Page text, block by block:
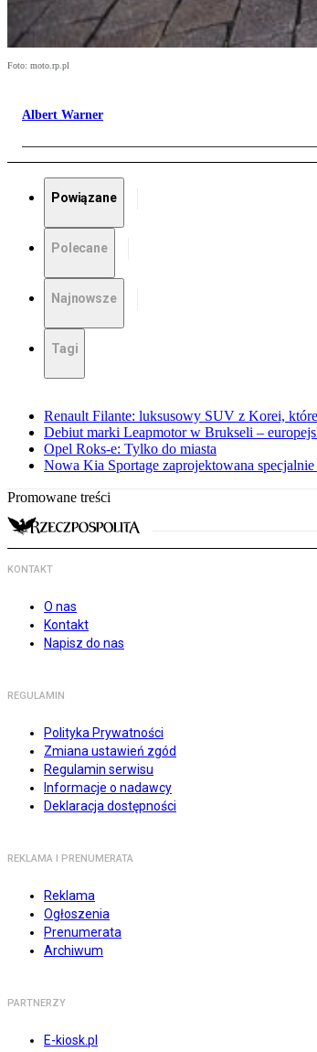
Foto: moto.rp.pl
Albert Warner
Powiązane
Polecane
Najnowsze
Tagi
Renault Filante: luksusowy SUV z Korei,
Debiut marki Leapmotor w Brukseli –
Opel Roks-e: Tylko do miasta
Nowa Kia Sportage zaprojektowana
Promowane treści
KONTAKT
O nas
Kontakt
Napisz do nas
REGULAMIN
Polityka Prywatności
Zmiana ustawień zgód
Regulamin serwisu
Informacje o nadawcy
Deklaracja dostępności
REKLAMA I PRENUMERATA
Reklama
Ogłoszenia
Prenumerata
Archiwum
PARTNERZY
E-kiosk.pl